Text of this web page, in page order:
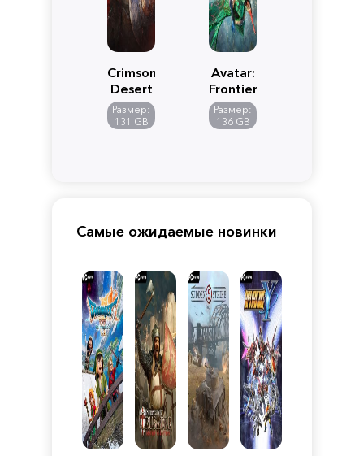
Crimson
Desert
Размер:
131 GB
Avatar:
Frontiers
of
Pandora
Размер:
136 GB
Самые ожидаемые новинки